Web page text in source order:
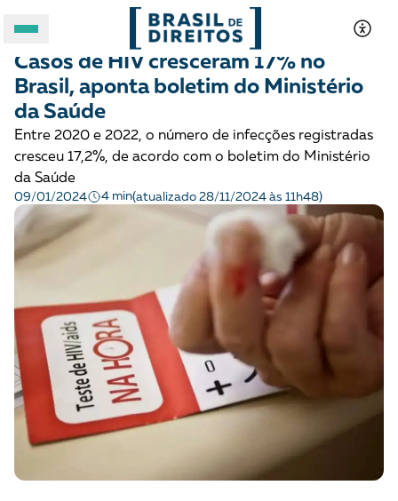
A BRASIL DE DIREITOS
ASSUNTOS
FORMATOS
Apoie a Brasil de Direitos
A [BD] conta as histórias de quem defende
direitos humanos no Brasil. Para continuar,
esse trabalho precisa da sua doação!
POLÍTICAS PÚBLICAS
Notícias
Casos de HIV cresceram 17% no
Brasil, aponta boletim do Ministério
da Saúde
Entre 2020 e 2022, o número de infecções registradas
cresceu 17,2%, de acordo com o boletim do Ministério
da Saúde
09/01/2024 4 min(atualizado 28/11/2024 às 11h48)